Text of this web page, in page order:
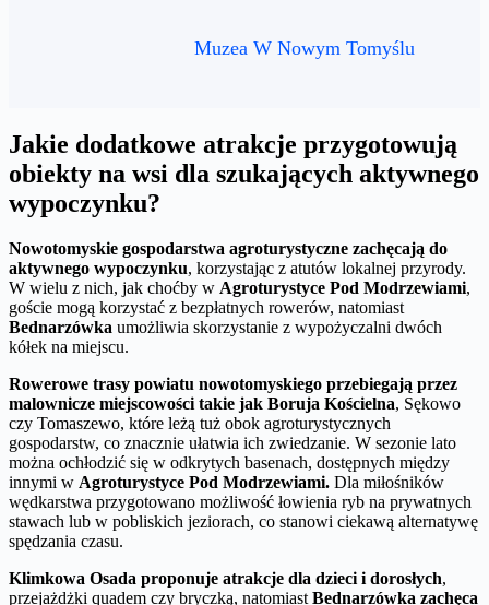
Muzea W Nowym Tomyślu
Jakie dodatkowe atrakcje przygotowują
obiekty na wsi dla szukających aktywnego
wypoczynku?
Nowotomyskie gospodarstwa agroturystyczne zachęcają do
aktywnego wypoczynku, korzystając z atutów lokalnej przyrody.
W wielu z nich, jak choćby w Agroturystyce Pod Modrzewiami,
goście mogą korzystać z bezpłatnych rowerów, natomiast
Bednarzówka umożliwia skorzystanie z wypożyczalni dwóch
kółek na miejscu.
Rowerowe trasy powiatu nowotomyskiego przebiegają przez
malownicze miejscowości takie jak Boruja Kościelna, Sękowo
czy Tomaszewo, które leżą tuż obok agroturystycznych
gospodarstw, co znacznie ułatwia ich zwiedzanie. W sezonie lato
można ochłodzić się w odkrytych basenach, dostępnych między
innymi w Agroturystyce Pod Modrzewiami. Dla miłośników
wędkarstwa przygotowano możliwość łowienia ryb na prywatnych
stawach lub w pobliskich jeziorach, co stanowi ciekawą alternatywę
spędzania czasu.
Klimkowa Osada proponuje atrakcje dla dzieci i dorosłych,
przejażdżki quadem czy bryczką, natomiastBednarzówka zachęca